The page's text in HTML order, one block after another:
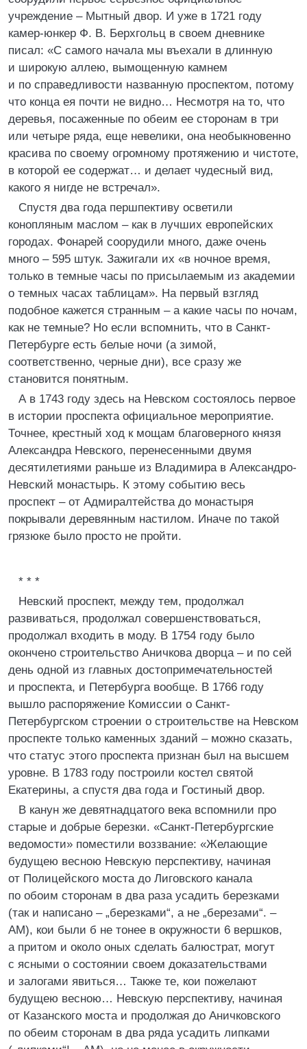
учреждение – Мытный двор. И уже в 1721 году
камер-юнкер Ф. В. Берхгольц в своем дневнике
писал: «С самого начала мы въехали в длинную
и широкую аллею, вымощенную камнем
и по справедливости названную проспектом, потому
что конца ея почти не видно… Несмотря на то, что
деревья, посаженные по обеим ее сторонам в три
или четыре ряда, еще невелики, она необыкновенно
красива по своему огромному протяжению и чистоте,
в которой ее содержат… и делает чудесный вид,
какого я нигде не встречал».
Спустя два года першпективу осветили
конопляным маслом – как в лучших европейских
городах. Фонарей соорудили много, даже очень
много – 595 штук. Зажигали их «в ночное время,
только в темные часы по присылаемым из академии
о темных часах таблицам». На первый взгляд
подобное кажется странным – а какие часы по ночам,
как не темные? Но если вспомнить, что в Санкт-
Петербурге есть белые ночи (а зимой,
соответственно, черные дни), все сразу же
становится понятным.
А в 1743 году здесь на Невском состоялось первое
в истории проспекта официальное мероприятие.
Точнее, крестный ход к мощам благоверного князя
Александра Невского, перенесенными двумя
десятилетиями раньше из Владимира в Александро-
Невский монастырь. К этому событию весь
проспект – от Адмиралтейства до монастыря
покрывали деревянным настилом. Иначе по такой
грязюке было просто не пройти.
* * *
Невский проспект, между тем, продолжал
развиваться, продолжал совершенствоваться,
продолжал входить в моду. В 1754 году было
окончено строительство Аничкова дворца – и по сей
день одной из главных достопримечательностей
и проспекта, и Петербурга вообще. В 1766 году
вышло распоряжение Комиссии о Санкт-
Петербургском строении о строительстве на Невском
проспекте только каменных зданий – можно сказать,
что статус этого проспекта признан был на высшем
уровне. В 1783 году построили костел святой
Екатерины, а спустя два года и Гостиный двор.
В канун же девятнадцатого века вспомнили про
старые и добрые березки. «Санкт-Петербургские
ведомости» поместили воззвание: «Желающие
будущею весною Невскую перспективу, начиная
от Полицейского моста до Лиговского канала
по обоим сторонам в два раза усадить березками
(так и написано – „березками“, а не „березами“. –
АМ), кои были б не тонее в окружности 6 вершков,
а притом и около оных сделать балюстрат, могут
с ясными о состоянии своем доказательствами
и залогами явиться… Также те, кои пожелают
будущею весною… Невскую перспективу, начиная
от Казанского моста и продолжая до Аничковского
по обеим сторонам в два ряда усадить липками